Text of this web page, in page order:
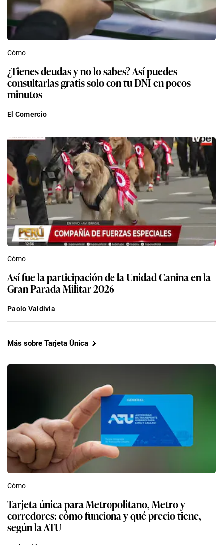
Cómo
¿Tienes deudas y no lo sabes? Así puedes
consultarlas gratis solo con tu DNI en pocos
minutos
El Comercio
Cómo
Así fue la participación de la Unidad Canina en la
Gran Parada Militar 2026
Paolo Valdivia
Más sobre Tarjeta Única
Cómo
Tarjeta única para Metropolitano, Metro y
corredores: cómo funciona y qué precio tiene,
según la ATU